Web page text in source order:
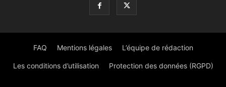
FAQ Mentions légales L’équipe de rédaction
Les conditions d’utilisation Protection des données (RGPD)